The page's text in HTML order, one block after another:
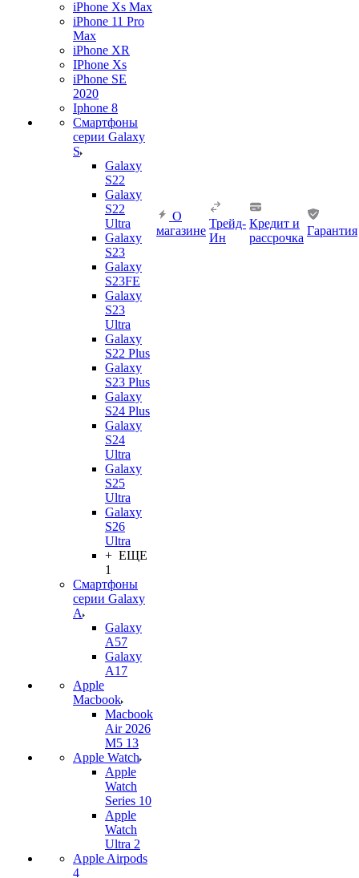
iPhone Xs Max
iPhone 11 Pro
Max
iPhone XR
IPhone Xs
iPhone SE
2020
Iphone 8
Смартфоны
серии Galaxy
S
Galaxy
S22
Galaxy
S22
Ultra
Galaxy
S23
Galaxy
S23FE
Galaxy
S23
Ultra
Galaxy
S22 Plus
Galaxy
S23 Plus
Galaxy
S24 Plus
Galaxy
S24
Ultra
Galaxy
S25
Ultra
Galaxy
S26
Ultra
+ ЕЩЕ
1
Смартфоны
серии Galaxy
A
Galaxy
A57
Galaxy
A17
Apple
Macbook
Macbook
Air 2026
M5 13
Apple Watch
Apple
Watch
Series 10
Apple
Watch
Ultra 2
Apple Airpods
4
О
магазине
Трейд-
Ин
Кредит и
рассрочка
Гарантия